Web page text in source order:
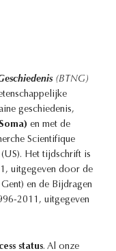
(BTNG)
geschiedenis,
en met de
Scientifique
Het tijdschrift is
uitgegeven door de
en de Bijdragen
2011, uitgegeven
status. Al onze